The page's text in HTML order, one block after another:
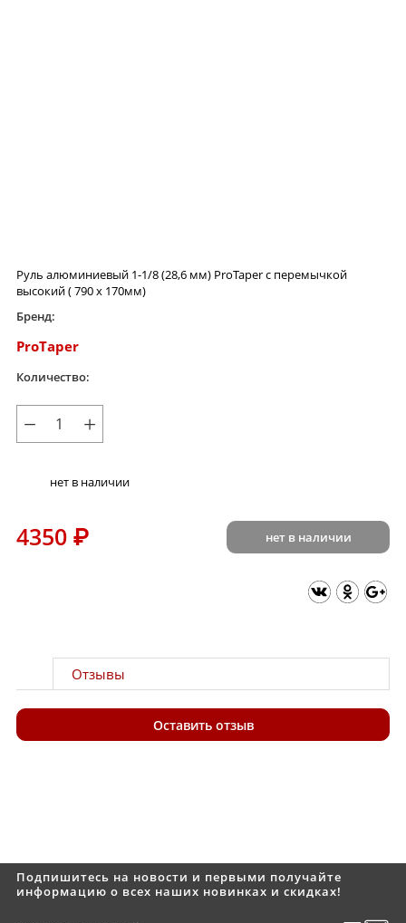
Руль алюминиевый 1-1/8 (28,6 мм) ProTaper c перемычкой
высокий ( 790 x 170мм)
Бренд:
ProTaper
Количество:
− +
нет в наличии
4350 ₽ нет в наличии
Отзывы
Оставить отзыв
Подпишитесь на новости и первыми получайте
информацию о всех наших новинках и скидках!